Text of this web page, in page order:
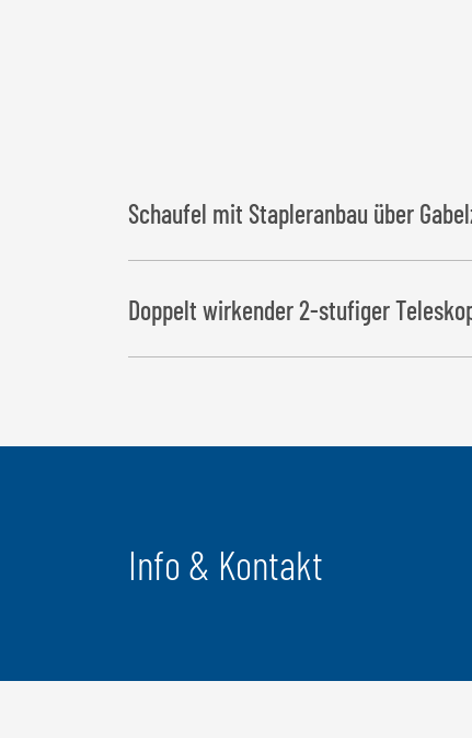
Schaufel mit Stapleranbau über
Doppelt wirkender 2-stufiger
Info & Kontakt